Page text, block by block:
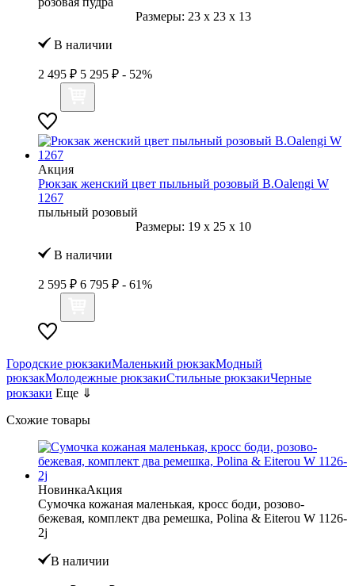
Размеры: 23 x 23 x 13
В наличии
2 495 ₽ 5 295 ₽ - 52%
Акция
Рюкзак женский цвет пыльный розовый B.Oalengi W
1267
пыльный розовый
Размеры: 19 x 25 x 10
В наличии
2 595 ₽ 6 795 ₽ - 61%
Городские рюкзакиМаленький рюкзакМодный
рюкзакМолодежные рюкзакиСтильные рюкзакиЧерные
рюкзаки Еще ⇓
Схожие товары
НовинкаАкция
Сумочка кожаная маленькая, кросс боди, розово-
бежевая, комплект два ремешка, Polina & Eiterou W 1126-
2j
В наличии